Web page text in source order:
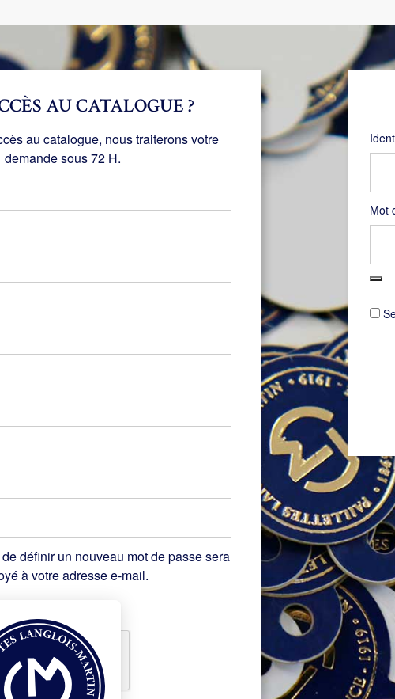
Mot
AU CATALOGUE ?
au catalogue, nous traiterons votre
demande sous 72 H.
définir un nouveau mot de passe sera
à votre adresse e-mail.